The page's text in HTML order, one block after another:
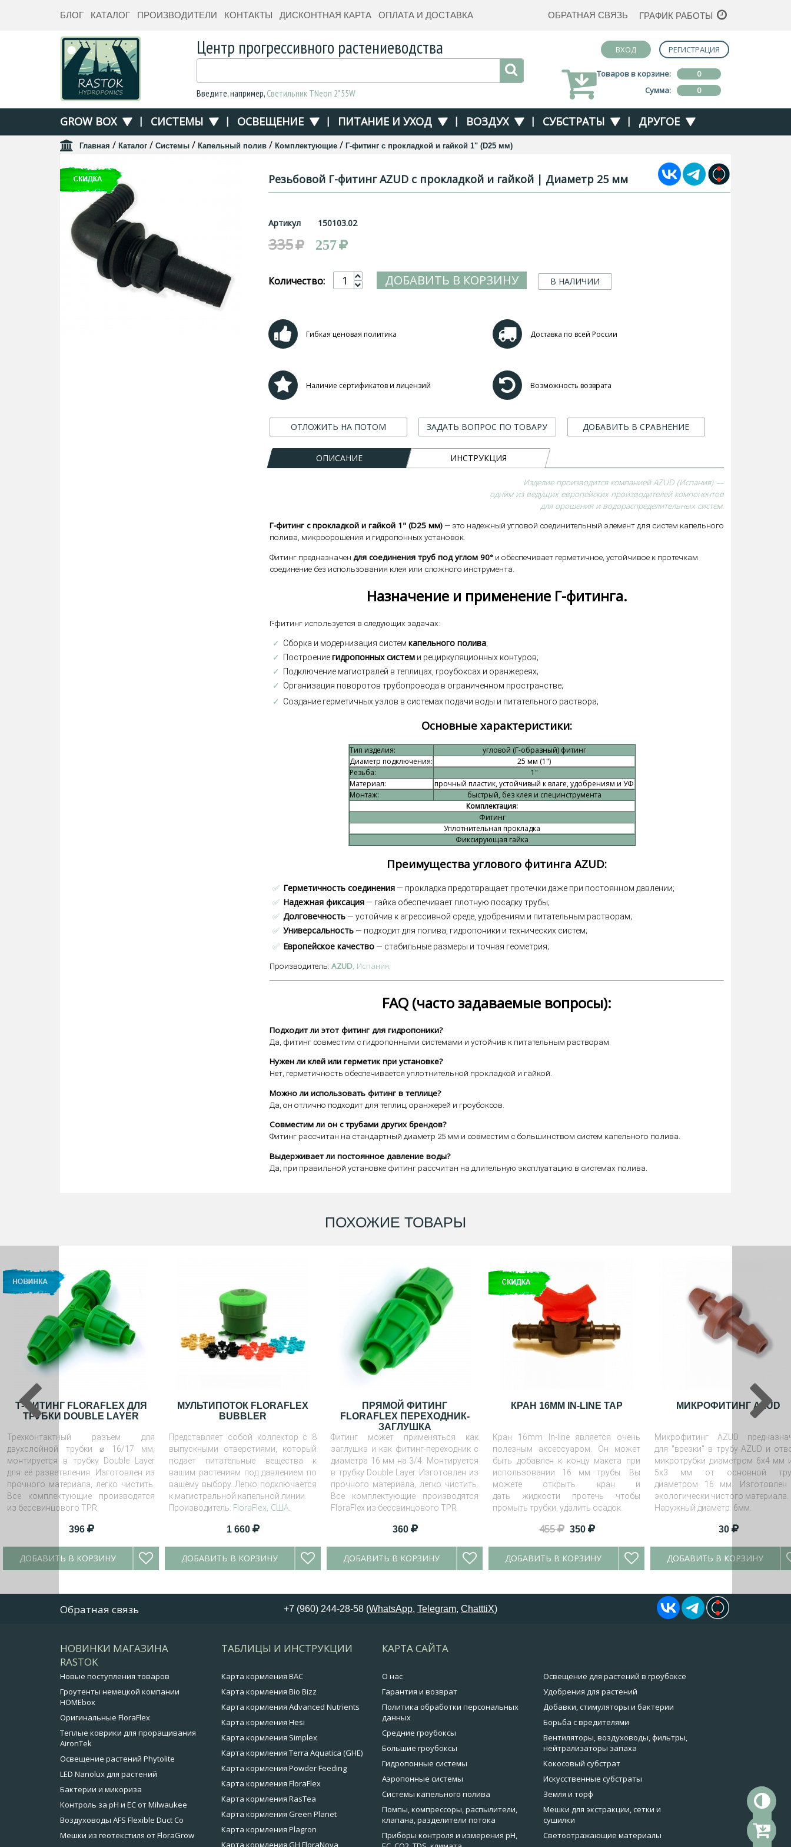
БЛОГ КАТАЛОГ ПРОИЗВОДИТЕЛИ КОНТАКТЫ ДИСКОНТНАЯ КАРТА ОПЛАТА И ДОСТАВКА ОБРАТНАЯ СВЯЗЬ ГРАФИК РАБОТЫ
Центр прогрессивного растениеводства
Введите, например, Светильник TNeon 2*55W
ВХОД РЕГИСТРАЦИЯ
Товаров в корзине:
0
Сумма:
0
GROW BOX | СИСТЕМЫ | ОСВЕЩЕНИЕ | ПИТАНИЕ И УХОД | ВОЗДУХ | СУБСТРАТЫ | ДРУГОЕ
Главная / Каталог / Системы / Капельный полив / Комплектующие / Г-фитинг с прокладкой и гайкой 1" (D25 мм)
Резьбовой Г-фитинг AZUD с прокладкой и гайкой | Диаметр 25 мм
Артикул 150103.02
335 257
Количество: ДОБАВИТЬ В КОРЗИНУ В НАЛИЧИИ
Гибкая ценовая политика Доставка по всей России
Наличие сертификатов и лицензий Возможность возврата
ОТЛОЖИТЬ НА ПОТОМ ЗАДАТЬ ВОПРОС ПО ТОВАРУ ДОБАВИТЬ В СРАВНЕНИЕ
ОПИСАНИЕ ИНСТРУКЦИЯ
Изделие производится компанией AZUD (Испания) —
одним из ведущих европейских производителей компонентов
для орошения и водораспределительных систем.
Г-фитинг с прокладкой и гайкой 1" (D25 мм)— это надежный угловой соединительный элемент для систем капельного
полива, микроорошения и гидропонных установок.
Фитинг предназначен для соединения труб под углом 90° и обеспечивает герметичное, устойчивое к протечкам
соединение без использования клея или сложного инструмента.
Назначение и применение Г-фитинга.
Г-фитинг используется в следующих задачах:
✓ Сборка и модернизация систем капельного полива;
✓ Построениегидропонных систем и рециркуляционных контуров;
✓ Подключение магистралей в теплицах, гроубоксах и оранжереях;
✓ Организация поворотов трубопровода в ограниченном пространстве;
✓ Создание герметичных узлов в системах подачи воды и питательного раствора;
Основные характеристики:
Тип изделия:
угловой (Г-образный) фитинг
Диаметр подключения:
25 мм (1")
Резьба:
1"
Материал:
прочный пластик, устойчивый к влаге, удобрениям и УФ
Монтаж:
быстрый, без клея и специнструмента
Комплектация:
Фитинг
Уплотнительная прокладка
Фиксирующая гайка
Преимущества углового фитинга AZUD:
✅ Герметичность соединения— прокладка предотвращает протечки даже при постоянном давлении;
✅ Надежная фиксация— гайка обеспечивает плотную посадку трубы;
✅ Долговечность— устойчив к агрессивной среде, удобрениям и питательным растворам;
✅ Универсальность— подходит для полива, гидропоники и технических систем;
✅ Европейское качество— стабильные размеры и точная геометрия;
Производитель: AZUD, Испания.
FAQ (часто задаваемые вопросы):
Подходит ли этот фитинг для гидропоники?
Да, фитинг совместим с гидропонными системами и устойчив к питательным растворам.
Нужен ли клей или герметик при установке?
Нет, герметичность обеспечивается уплотнительной прокладкой и гайкой.
Можно ли использовать фитинг в теплице?
Да, он отлично подходит для теплиц, оранжерей и гроубоксов.
Совместим ли он с трубами других брендов?
Фитинг рассчитан на стандартный диаметр 25 мм и совместим с большинством систем капельного полива.
Выдерживает ли постоянное давление воды?
Да, при правильной установке фитинг рассчитан на длительную эксплуатацию в системах полива.
ПОХОЖИЕ ТОВАРЫ
Т-ФИТИНГ FLORAFLEX ДЛЯ
ТРУБКИ DOUBLE LAYER
Трехконтактный разъем для
двухслойной трубки ⌀ 16/17 мм,
монтируется в трубку Double Layer
для её разветвления. Изготовлен из
прочного материала, легко чистить.
Все комплектующие производятся
из бессвинцового TPR.
396
ДОБАВИТЬ В КОРЗИНУ
МУЛЬТИПОТОК FLORAFLEX
BUBBLER
Представляет собой коллектор с 8
выпускными отверстиями, который
подает питательные вещества к
вашим растениям под давлением по
вашему выбору. Легко подключается
к магистральной капельной линии.
Производитель: FloraFlex, США.
1 660
ДОБАВИТЬ В КОРЗИНУ
ПРЯМОЙ ФИТИНГ
FLORAFLEX ПЕРЕХОДНИК-
ЗАГЛУШКА
Фитинг может применяться как
заглушка и как фитинг-переходник с
диаметра 16 мм на 3/4. Монтируется
в трубку Double Layer. Изготовлен из
прочного материала, легко чистить.
Все комплектующие производятся
FloraFlex из бессвинцового TPR.
360
ДОБАВИТЬ В КОРЗИНУ
КРАН 16MM IN-LINE TAP
Кран 16mm In-line является очень
полезным аксессуаром. Он может
быть добавлен к концу макета при
использовании 16 мм трубы. Вы
можете открыть кран и
дать жидкости протечь чтобы
промыть трубки, удалить осадок.
455 350
ДОБАВИТЬ В КОРЗИНУ
МИКРОФИТИНГ AZUD
Микрофитинг AZUD
для "врезки" в трубу AZUD и
микротрубки диаметром 6х4 мм
5х3 мм от основной
диаметром 16 мм. Изготовлен
экологически чистого материала.
Наружный диаметр: 6мм.
30
ДОБАВИТЬ В КОРЗИНУ
Обратная связь +7 (960) 244-28-58 (WhatsApp,Telegram,ChatttiX)
НОВИНКИ МАГАЗИНА
RASTOK
Новые поступления товаров
Гроутенты немецкой компании
HOMEbox
Оригинальные FloraFlex
Теплые коврики для проращивания
AironTek
Освещение растений Phytolite
LED Nanolux для растений
Бактерии и микориза
Контроль за pH и EC от Milwaukee
Воздуховоды AFS Flexible Duct Co
Мешки из геотекстиля от FloraGrow
ТАБЛИЦЫ И ИНСТРУКЦИИ
Карта кормления BAC
Карта кормления Bio Bizz
Карта кормления Advanced Nutrients
Карта кормления Hesi
Карта кормления Simplex
Карта кормления Terra Aquatica (GHE)
Карта кормления Powder Feeding
Карта кормления FloraFlex
Карта кормления RasTea
Карта кормления Green Planet
Карта кормления Plagron
Карта кормления GH FloraNova
КАРТА САЙТА
О нас
Гарантия и возврат
Политика обработки персональных
данных
Средние гроубоксы
Большие гроубоксы
Гидропонные системы
Аэропонные системы
Системы капельного полива
Помпы, компрессоры, распылители,
клапана, разделители потока
Приборы контроля и измерения pH,
Освещение для растений в гроубоксе
Удобрения для растений
Добавки, стимуляторы и бактерии
Борьба с вредителями
Вентиляторы, воздуховоды, фильтры,
нейтрализаторы запаха
Кокосовый субстрат
Искусственные субстраты
Земля и торф
Мешки для экстракции, сетки и
сушилки
Светоотражающие материалы